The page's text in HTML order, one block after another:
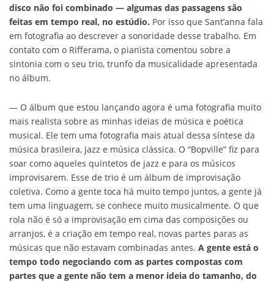
disco não foi combinado — algumas das passagens são
feitas em tempo real, no estúdio. Por isso que Sant’anna fala
em fotografia ao descrever a sonoridade desse trabalho. Em
contato com o Rifferama, o pianista comentou sobre a
sintonia com o seu trio, trunfo da musicalidade apresentada
no álbum.
— O álbum que estou lançando agora é uma fotografia muito
mais realista sobre as minhas ideias de música e poética
musical. Ele tem uma fotografia mais atual dessa síntese da
música brasileira, jazz e música clássica. O “Bopville” fiz para
soar como aqueles quintetos de jazz e para os músicos
improvisarem. Esse de trio é um álbum de improvisação
coletiva. Como a gente toca há muito tempo juntos, a gente já
tem uma linguagem, se conhece muito musicalmente. O que
rola não é só a improvisação em cima das composições ou
arranjos, é a criação em tempo real, novas partes paras as
músicas que não estavam combinadas antes. A gente está o
tempo todo negociando com as partes compostas com
partes que a gente não tem a menor ideia do tamanho, do